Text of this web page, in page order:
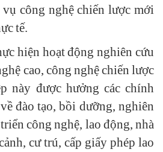
vụ công nghệ chiến lược mới
tế.
hiện hoạt động nghiên cứu
cao, công nghệ chiến lược
này được hưởng các chính
đào tạo, bồi dưỡng, nghiên
công nghệ, lao động, nhà
cư trú, cấp giấy phép lao